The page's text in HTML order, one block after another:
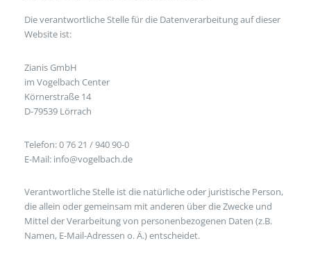
Die verantwortliche Stelle für die Datenverarbeitung auf dieser
Website ist:
Zianis GmbH
im Vogelbach Center
Körnerstraße 14
D-79539 Lörrach
Telefon: 0 76 21 / 940 90-0
E-Mail: info@vogelbach.de
Verantwortliche Stelle ist die natürliche oder juristische Person,
die allein oder gemeinsam mit anderen über die Zwecke und
Mittel der Verarbeitung von personenbezogenen Daten (z.B.
Namen, E-Mail-Adressen o. Ä.) entscheidet.